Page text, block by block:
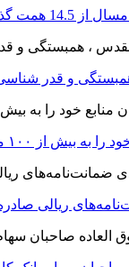
همت گذشت
همبستگی و قدر